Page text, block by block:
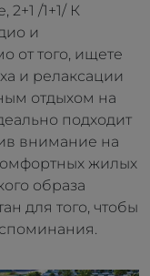
/1+1/ К
и
от того, ищете
и релаксации
отдыхом на
подходит
внимание на
жилых
образа
для того, чтобы